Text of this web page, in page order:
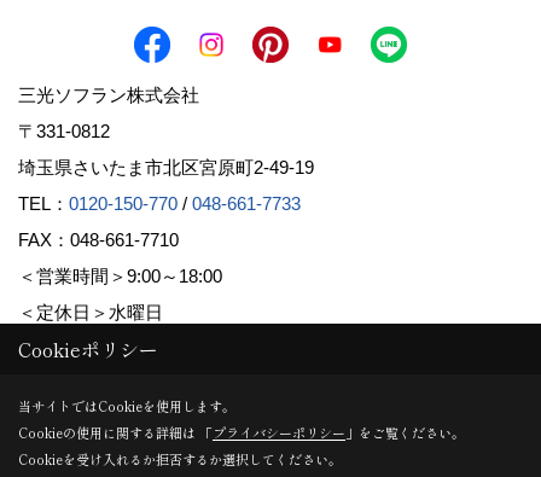
三光ソフラン株式会社
〒331-0812
埼玉県さいたま市北区宮原町2-49-19
TEL： 0120-150-770 / 048-661-7733
FAX：048-661-7710
＜営業時間＞9:00～18:00
＜定休日＞水曜日
Copyright (c) Sanko Soflan Corporation. All Rights Reserved.
Produced byゴデスクリエイト
Cookieポリシー
当サイトではCookieを使用します。
Cookieの使用に関する詳細は 「プライバシーポリシー 」をご覧ください。
Cookieを受け入れるか拒否するか選択してください。